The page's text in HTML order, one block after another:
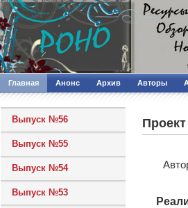
Главная Анонс Архив Авторы
Выпуск №56
Выпуск №55
Выпуск №54
Выпуск №53